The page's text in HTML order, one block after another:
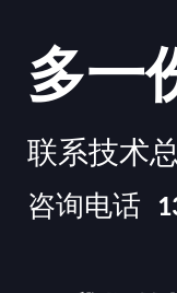
多一
联系技术
咨询电话